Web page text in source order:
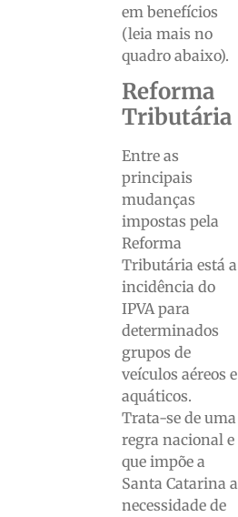
em benefícios
(leia mais no
quadro abaixo).
Reforma
Tributária
Entre as
principais
mudanças
impostas pela
Reforma
Tributária está a
incidência do
IPVA para
determinados
grupos de
veículos aéreos e
aquáticos.
Trata-se de uma
regra nacional e
que impõe a
Santa Catarina a
necessidade de